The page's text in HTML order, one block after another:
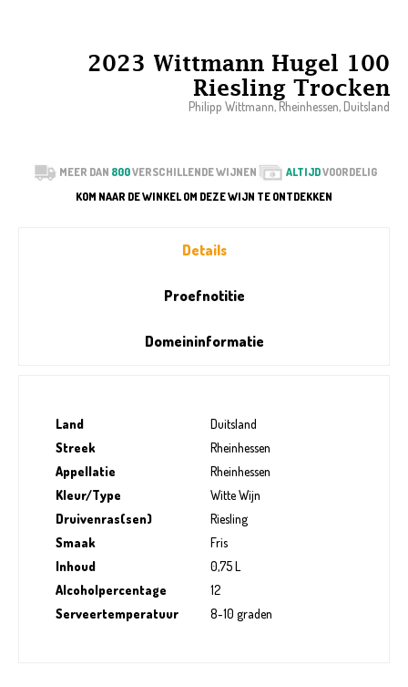
2023 Wittmann Hugel 100
Riesling Trocken
Philipp Wittmann, Rheinhessen, Duitsland
MEER DAN 800VERSCHILLENDE WIJNEN ALTIJDVOORDELIG
KOM NAAR DE WINKEL OM DEZE WIJN TE ONTDEKKEN
Details
Proefnotitie
Domeininformatie
Land
Duitsland
Streek
Rheinhessen
Appellatie
Rheinhessen
Kleur/Type
Witte Wijn
Druivenras(sen)
Riesling
Smaak
Fris
Inhoud
0,75 L
Alcoholpercentage
12
Serveertemperatuur
8-10 graden